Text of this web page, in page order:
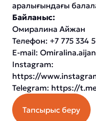
аралығындағы
Байланыс:
Омиралина Айжан
Телефон: +7 775 334
E-mail:
Instagram:
https://
Telegram: https://
Тапсырыс беру